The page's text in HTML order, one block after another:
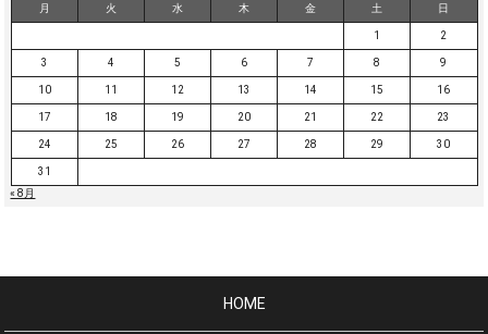
月 火 水 木 金 土 日
1 2
3 4 5 6 7 8 9
10 11 12 13 14 15 16
17 18 19 20 21 22 23
24 25 26 27 28 29 30
31
« 8月
HOME